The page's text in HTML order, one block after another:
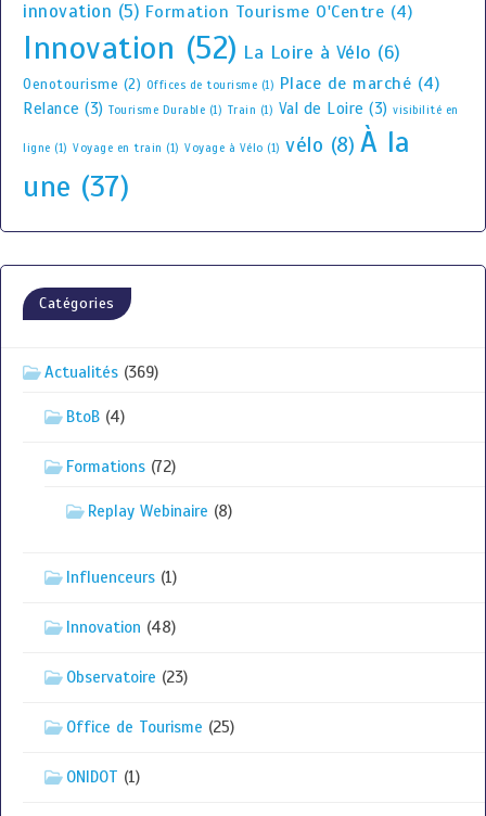
innovation (5) Formation Tourisme O'Centre (4)
Innovation (52) La Loire à Vélo (6)
Oenotourisme (2) Offices de tourisme (1) Place de marché (4)
Relance (3) Tourisme Durable (1) Train (1) Val de Loire (3) visibilité en
ligne (1) Voyage en train (1) Voyage à Vélo (1) vélo (8) À la
une (37)
Catégories
Actualités (369)
BtoB (4)
Formations (72)
Replay Webinaire (8)
Influenceurs (1)
Innovation (48)
Observatoire (23)
Office de Tourisme (25)
ONIDOT (1)